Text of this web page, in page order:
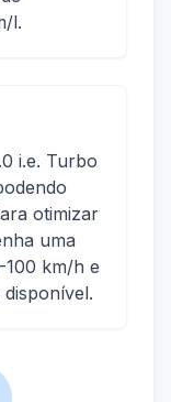
l.
i.e. Turbo
otimizar
uma
km/h e